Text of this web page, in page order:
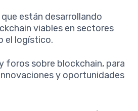
que están desarrollando
viables en sectores
el logístico.
foros sobre blockchain, para
y oportunidades